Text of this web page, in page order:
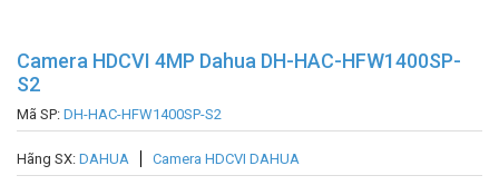
Camera HDCVI 4MP Dahua DH-HAC-HFW1400SP-
S2
Mã SP: DH-HAC-HFW1400SP-S2
Hãng SX: DAHUA Camera HDCVI DAHUA